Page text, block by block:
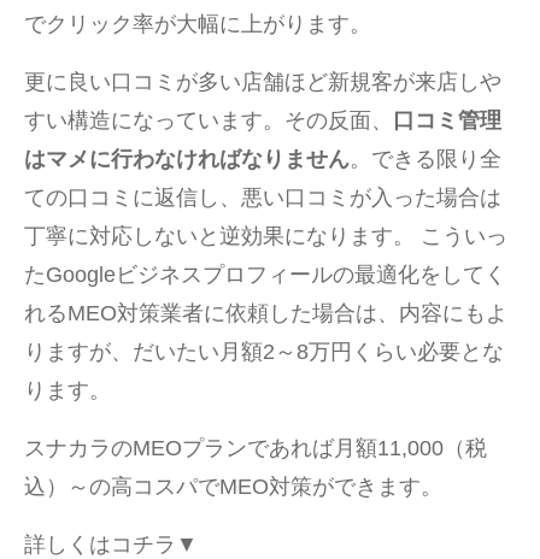
でクリック率が大幅に上がります。
更に良い口コミが多い店舗ほど新規客が来店しや
すい構造になっています。その反面、
口コミ管理
はマメに行わなければなりません。できる限り全
ての口コミに返信し、悪い口コミが入った場合は
丁寧に対応しないと逆効果になります。 こういっ
たGoogleビジネスプロフィールの最適化をしてく
れるMEO対策業者に依頼した場合は、内容にもよ
りますが、だいたい月額2～8万円くらい必要とな
ります。
スナカラのMEOプランであれば月額11,000（税
込）～の高コスパでMEO対策ができます。
詳しくはコチラ▼